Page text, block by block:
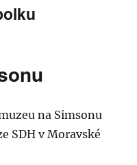
na Simsonu
SDH v Moravské